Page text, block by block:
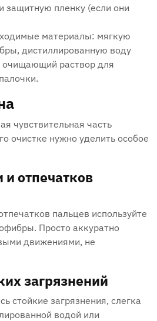
защитную пленку (если они
материалы: мягкую
дистиллированную воду
очищающий раствор для
чувствительная часть
очистке нужно уделить особое
отпечатков
пальцев используйте
Просто аккуратно
движениями, не
загрязнений
стойкие загрязнения, слегка
водой или